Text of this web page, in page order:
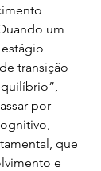
um
transição
por
que
e